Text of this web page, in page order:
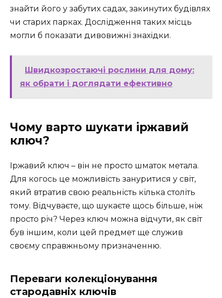
знайти його у забутих садах, закинутих будівлях
чи старих парках. Дослідження таких місць
могли б показати дивовижні знахідки.
Швидкозростаючі рослини для дому:
як обрати і доглядати ефективно
Чому варто шукати іржавий
ключ?
Іржавий ключ – він не просто шматок метала.
Для когось це можливість зануритися у світ,
який втратив свою реальність кілька століть
тому. Відчуваєте, що шукаєте щось більше, ніж
просто річ? Через ключ можна відчути, як світ
був іншим, коли цей предмет ще служив
своєму справжньому призначенню.
Переваги колекціонування
стародавніх ключів